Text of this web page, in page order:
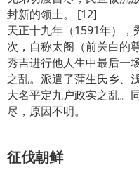
封新的领土。 [12]
天正十九年（1591年），
次，自称太阁（前关白的
秀吉进行他人生中最后
之乱。派遣了蒲生氏乡、
大名平定九户政实之乱。
尽，原因不明。
征伐朝鲜